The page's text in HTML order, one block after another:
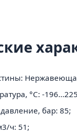
°C: -
бар: 85;
ч: 51;